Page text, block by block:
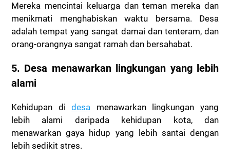
Mereka mencintai keluarga dan teman mereka dan
menikmati menghabiskan waktu bersama. Desa
adalah tempat yang sangat damai dan tenteram, dan
orang-orangnya sangat ramah dan bersahabat.
5. Desa menawarkan lingkungan yang lebih
alami
Kehidupan didesa menawarkan lingkungan yang
lebih alami daripada kehidupan kota, dan
menawarkan gaya hidup yang lebih santai dengan
lebih sedikit stres.